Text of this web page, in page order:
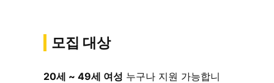
모집 대상
20세 ~ 49세 여성 누구나 지원 가능합니